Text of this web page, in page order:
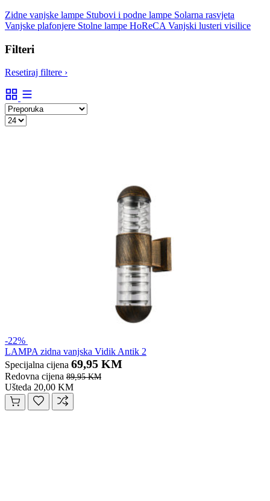
Zidne vanjske lampe Stubovi i podne lampe Solarna rasvjeta
Vanjske plafonjere Stolne lampe HoReCA Vanjski lusteri visilice
Filteri
Resetiraj filtere ›
-22%
LAMPA zidna vanjska Vidik Antik 2
Specijalna cijena 69,95 KM
Redovna cijena 89,95 KM
Ušteda 20,00 KM